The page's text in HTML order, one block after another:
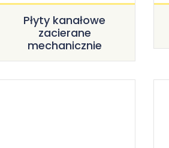
Płyty kanałowe
zacierane
mechanicznie